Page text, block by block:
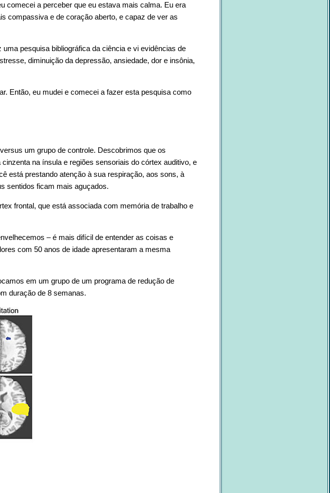
comecei a perceber que eu estava mais calma. Eu era
compassiva e de coração aberto, e capaz de ver as
pesquisa bibliográfica da ciência e vi evidências de
diminuição da depressão, ansiedade, dor e insônia,
Então, eu mudei e comecei a fazer esta pesquisa como
um grupo de controle. Descobrimos que os
na ínsula e regiões sensoriais do córtex auditivo, e
está prestando atenção à sua respiração, aos sons, à
sentidos ficam mais aguçados.
frontal, que está associada com memória de trabalho e
– é mais difícil de entender as coisas e
com 50 anos de idade apresentaram a mesma
em um grupo de um programa de redução de
duração de 8 semanas.